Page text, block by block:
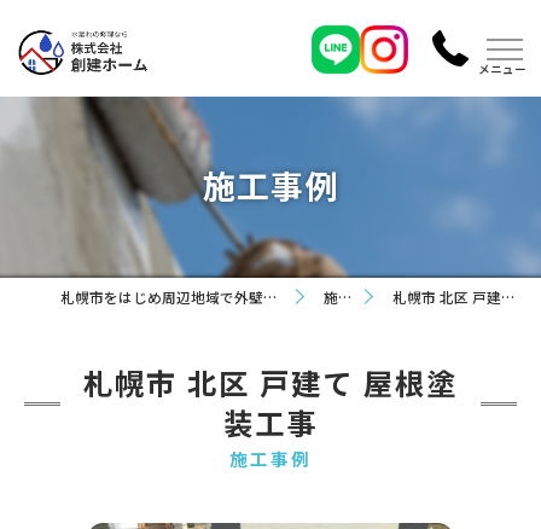
施工事例
札幌市をはじめ周辺地域で外壁塗装なら株式会社創建ホーム 施工事例 札幌市 北区 戸建て 屋根塗装工事
施工事例
札幌市 北区 戸建て 屋根塗
装工事